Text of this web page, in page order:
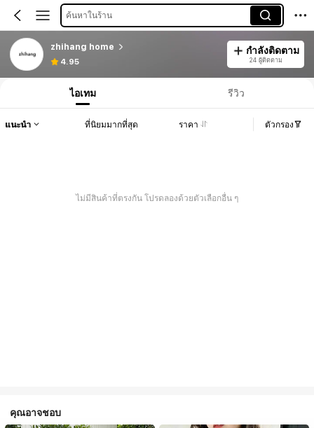
ค้นหาในร้าน
zhihang home
4.95
กำลังติดตาม
24 ผู้ติดตาม
ไอเทม รีวิว
แนะนำ ที่นิยมมากที่สุด ราคา ตัวกรอง
ไม่มีสินค้าที่ตรงกัน โปรดลองด้วยตัวเลือกอื่น ๆ
คุณอาจชอบ